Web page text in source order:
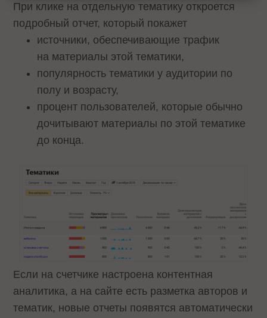
При клике на отдельную тематику откроется
подробный отчет, который покажет
источники, обеспечивающие трафик
на материалы этой тематики,
популярность тематики у аудитории по
полу и возрасту,
процент пользователей, которые обычно
дочитывают материалы по этой тематике
до конца.
Если на счетчике настроена контентная
аналитика, а на сайте есть разметка авторов и
тематик, новые отчеты появятся автоматически